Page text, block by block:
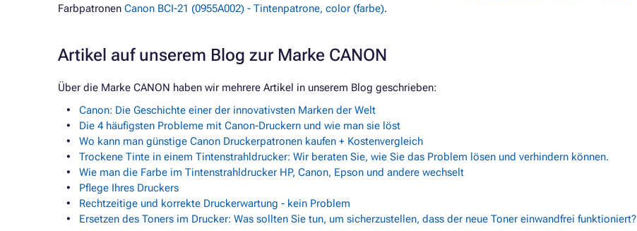
Farbpatronen Canon BCI-21 (0955A002) - Tintenpatrone, color (farbe).
Artikel auf unserem Blog zur Marke CANON
Über die Marke CANON haben wir mehrere Artikel in unserem Blog geschrieben:
Canon: Die Geschichte einer der innovativsten Marken der Welt
Die 4 häufigsten Probleme mit Canon-Druckern und wie man sie löst
Wo kann man günstige Canon Druckerpatronen kaufen + Kostenvergleich
Trockene Tinte in einem Tintenstrahldrucker: Wir beraten Sie, wie Sie das Problem lösen und verhindern können.
Wie man die Farbe im Tintenstrahldrucker HP, Canon, Epson und andere wechselt
Pflege Ihres Druckers
Rechtzeitige und korrekte Druckerwartung - kein Problem
Ersetzen des Toners im Drucker: Was sollten Sie tun, um sicherzustellen, dass der neue Toner einwandfrei funktioniert?